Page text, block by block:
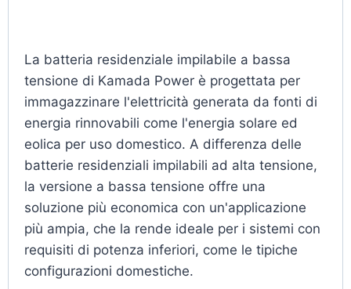
La batteria residenziale impilabile a bassa
tensione di Kamada Power è progettata per
immagazzinare l'elettricità generata da fonti di
energia rinnovabili come l'energia solare ed
eolica per uso domestico. A differenza delle
batterie residenziali impilabili ad alta tensione,
la versione a bassa tensione offre una
soluzione più economica con un'applicazione
più ampia, che la rende ideale per i sistemi con
requisiti di potenza inferiori, come le tipiche
configurazioni domestiche.